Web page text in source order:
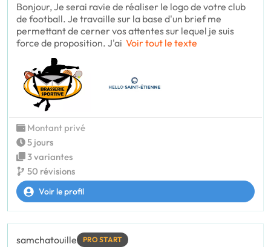
Bonjour, Je serai ravie de réaliser le logo de votre club
de football. Je travaille sur la base d'un brief me
permettant de cerner vos attentes sur lequel je suis
force de proposition. J'ai Voir tout le texte
Montant privé
5 jours
3 variantes
50 révisions
Voir le profil
samchatouille PRO START